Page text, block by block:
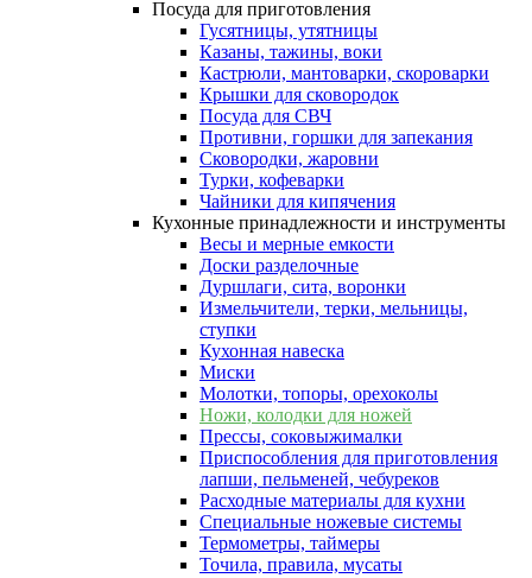
Посуда для приготовления
Гусятницы, утятницы
Казаны, тажины, воки
Кастрюли, мантоварки, скороварки
Крышки для сковородок
Посуда для СВЧ
Противни, горшки для запекания
Сковородки, жаровни
Турки, кофеварки
Чайники для кипячения
Кухонные принадлежности и инструменты
Весы и мерные емкости
Доски разделочные
Дуршлаги, сита, воронки
Измельчители, терки, мельницы,
ступки
Кухонная навеска
Миски
Молотки, топоры, орехоколы
Ножи, колодки для ножей
Прессы, соковыжималки
Приспособления для приготовления
лапши, пельменей, чебуреков
Расходные материалы для кухни
Специальные ножевые системы
Термометры, таймеры
Точила, правила, мусаты